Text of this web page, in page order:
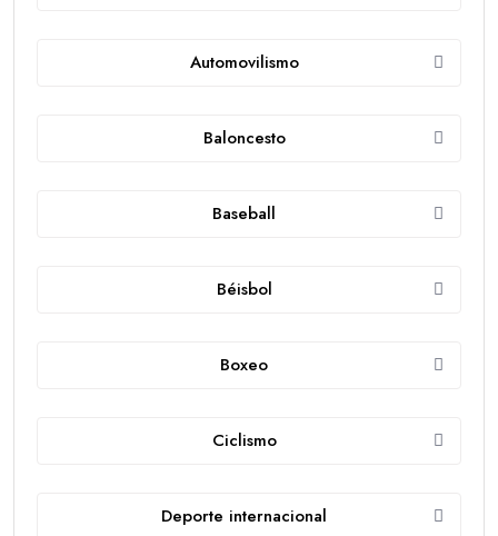
Automovilismo
Baloncesto
Baseball
Béisbol
Boxeo
Ciclismo
Deporte internacional